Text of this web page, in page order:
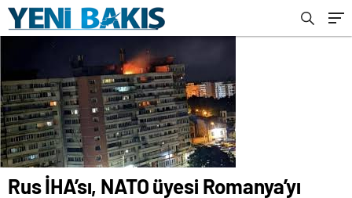
Rus İHA’sı, NATO üyesi Romanya’yı